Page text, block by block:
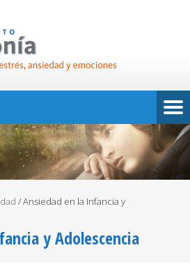
/Ansiedad en la Infancia y
y Adolescencia